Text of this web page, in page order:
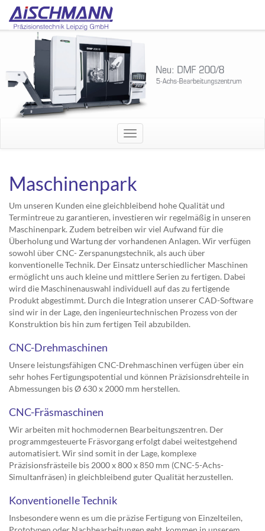
Navigation
ein-/ausblenden
Maschinenpark
Um unseren Kunden eine gleichbleibend hohe Qualität und
Termintreue zu garantieren, investieren wir regelmäßig in unseren
Maschinenpark. Zudem betreiben wir viel Aufwand für die
Überholung und Wartung der vorhandenen Anlagen. Wir verfügen
sowohl über CNC- Zerspanungstechnik, als auch über
konventionelle Technik. Der Einsatz unterschiedlicher Maschinen
ermöglicht uns auch kleine und mittlere Serien zu fertigen. Dabei
wird die Maschinenauswahl individuell auf das zu fertigende
Produkt abgestimmt. Durch die Integration unserer CAD-Software
sind wir in der Lage, den ingenieurtechnischen Prozess von der
Konstruktion bis hin zum fertigen Teil abzubilden.
CNC-Drehmaschinen
Unsere leistungsfähigen CNC-Drehmaschinen verfügen über ein
sehr hohes Fertigungspotential und können Präzisionsdrehteile in
Abmessungen bis Ø 630 x 2000 mm herstellen.
CNC-Fräsmaschinen
Wir arbeiten mit hochmodernen Bearbeitungszentren. Der
programmgesteuerte Fräsvorgang erfolgt dabei weitestgehend
automatisiert. Wir sind somit in der Lage, komplexe
Präzisionsfrästeile bis 2000 x 800 x 850 mm (CNC-5-Achs-
Simultanfräsen) in gleichbleibend guter Qualität herzustellen.
Konventionelle Technik
Insbesondere wenn es um die präzise Fertigung von Einzelteilen,